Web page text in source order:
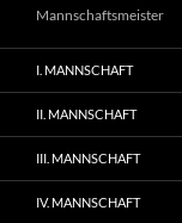
Mannschaftsmeister
I. MANNSCHAFT
II. MANNSCHAFT
III. MANNSCHAFT
IV. MANNSCHAFT